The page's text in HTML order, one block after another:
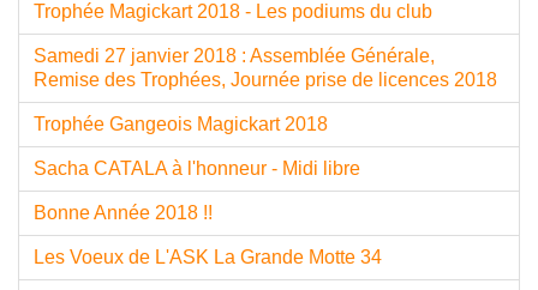
Trophée Magickart 2018 - Les podiums du club
Samedi 27 janvier 2018 : Assemblée Générale,
Remise des Trophées, Journée prise de licences 2018
Trophée Gangeois Magickart 2018
Sacha CATALA à l'honneur - Midi libre
Bonne Année 2018 !!
Les Voeux de L'ASK La Grande Motte 34